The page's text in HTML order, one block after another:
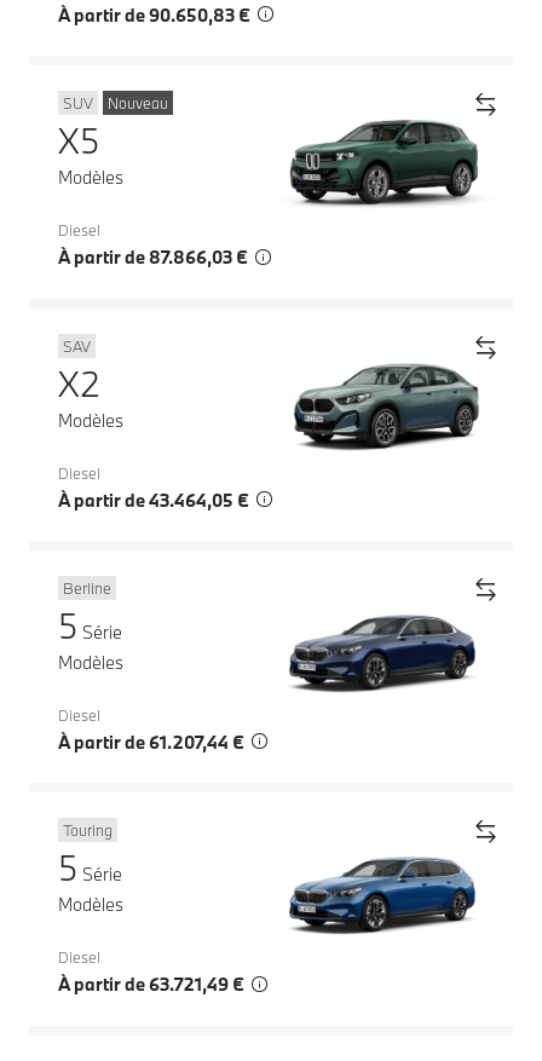
À partir de 90.650,83 €
SUV Nouveau
X5
Modèles
Diesel
À partir de 87.866,03 €
SAV
X2
Modèles
Diesel
À partir de 43.464,05 €
Berline
5 Série
Modèles
Diesel
À partir de 61.207,44 €
Touring
5 Série
Modèles
Diesel
À partir de 63.721,49 €